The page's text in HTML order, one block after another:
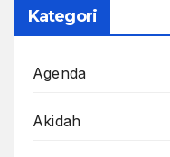
Kategori
Agenda
Akidah